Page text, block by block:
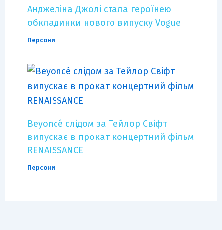
Анджеліна Джолі стала героїнею
обкладинки нового випуску Vogue
Персони
Beyoncé слідом за Тейлор Свіфт
випускає в прокат концертний фільм
RENAISSANCE
Персони